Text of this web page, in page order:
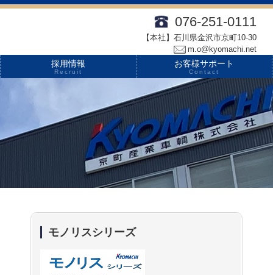
076-251-0111
【本社】石川県金沢市京町10-30
m.o@kyomachi.net
採用情報
Recruit
お客様サポート
Contact
モノリスシリーズ